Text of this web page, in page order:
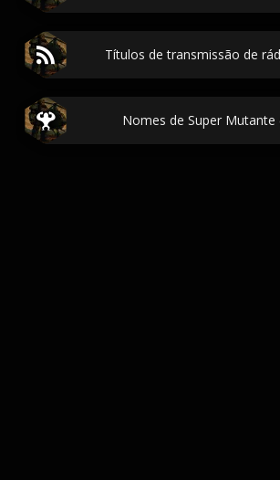
Títulos de transmissão de
Nomes de Super Mutante